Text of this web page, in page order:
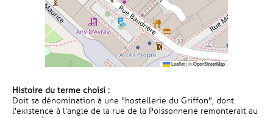
Leaflet|©OpenStreetMap
Histoire du terme choisi :
Doit sa dénomination à une "hostellerie du Griffon", dont
l'existence à l'angle de la rue de la Poissonnerie remonterait au